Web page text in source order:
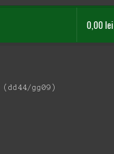
0,00lei
gg09)